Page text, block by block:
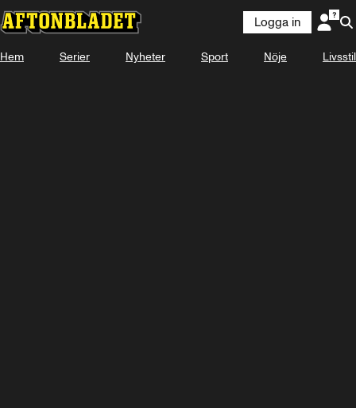
Logga in
Hem Serier Nyheter Sport Nöje Livsstil